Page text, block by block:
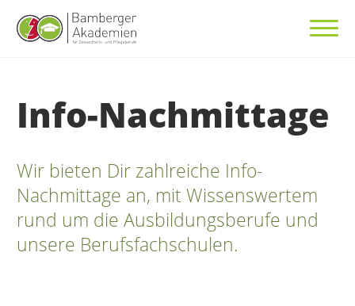
Info-Nachmittage
Wir bieten Dir zahlreiche Info-
Nachmittage an, mit Wissenswertem
rund um die Ausbildungsberufe und
unsere Berufsfachschulen.